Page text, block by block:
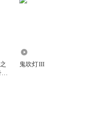
鬼吹灯III